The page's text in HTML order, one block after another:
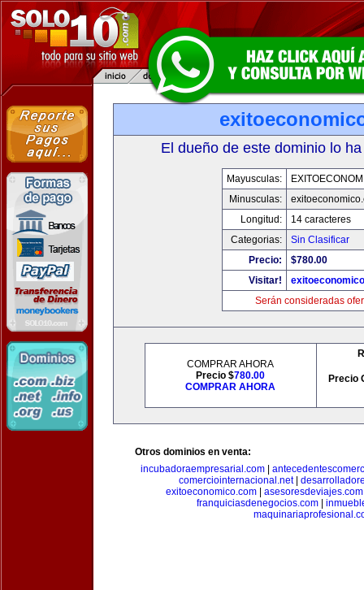
El dueño de este dominio lo
Mayusculas:
Minusculas:
Longitud:
14 caracteres
Categorias:
Sin Clasificar
Precio:
$780.00
Visitar!
Serán consideradas
COMPRAR AHORA
Precio $780.00
COMPRAR AHORA
Precio
Otros dominios en venta:
incubadoraempresarial.com
comerciointernacional.net|
exitoeconomico.com| asesoresdeviajes.com
franquiciasdenegocios.com|